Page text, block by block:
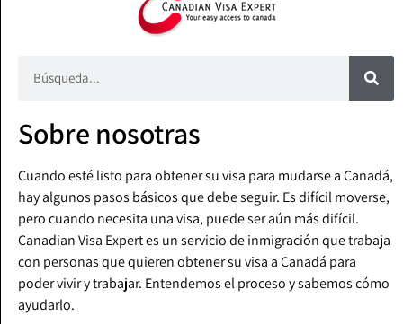
Sobre nosotras
Cuando esté listo para obtener su visa para mudarse a Canadá,
hay algunos pasos básicos que debe seguir. Es difícil moverse,
pero cuando necesita una visa, puede ser aún más difícil.
Canadian Visa Expert es un servicio de inmigración que trabaja
con personas que quieren obtener su visa a Canadá para
poder vivir y trabajar. Entendemos el proceso y sabemos cómo
ayudarlo.